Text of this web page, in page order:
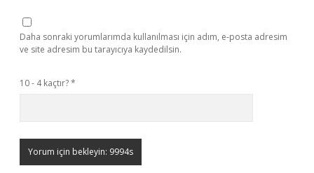
Daha sonraki yorumlarımda kullanılması için adım, e-posta adresim
ve site adresim bu tarayıcıya kaydedilsin.
10 - 4 kaçtır?*